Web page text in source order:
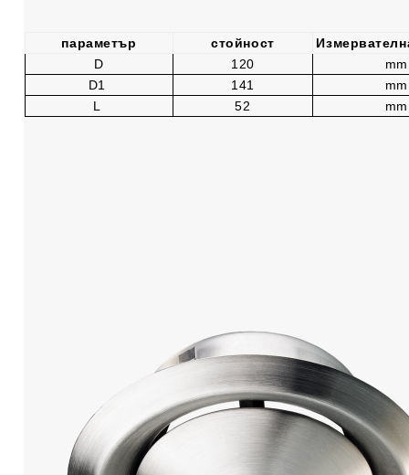
параметър стойност
D
120
mm
D1
141
mm
L
52 mm